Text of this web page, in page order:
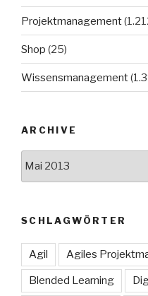
Projektmanagement
Shop (25)
Wissensmanagement
ARCHIVE
SCHLAGWÖRTER
Agil Agiles
Blended Learning